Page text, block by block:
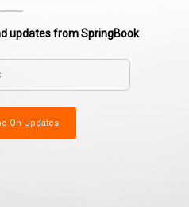
updates from SpringBook